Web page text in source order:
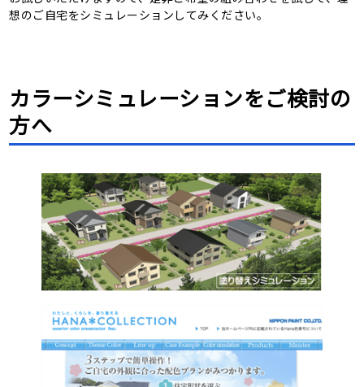
想のご自宅をシミュレーションしてみください。
カラーシミュレーションをご検討の
方へ